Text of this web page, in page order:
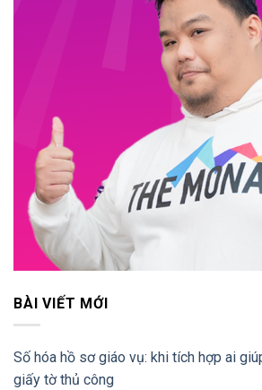
BÀI VIẾT MỚI
Số hóa hồ sơ giáo vụ: khi tích hợp ai
giấy tờ thủ công